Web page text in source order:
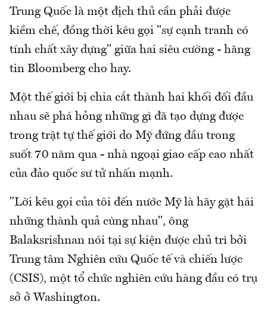
Trung Quốc là một địch thủ cần phải được
kiềm chế, đồng thời kêu gọi "sự cạnh tranh có
tính chất xây dựng" giữa hai siêu cường - hãng
tin Bloomberg cho hay.
Một thế giới bị chia cắt thành hai khối đối đầu
nhau sẽ phá hỏng những gì đã tạo dựng được
trong trật tự thế giới do Mỹ đứng đầu trong
suốt 70 năm qua - nhà ngoại giao cấp cao nhất
của đảo quốc sư tử nhấn mạnh.
"Lời kêu gọi của tôi đến nước Mỹ là hãy gặt hái
những thành quả cùng nhau", ông
Balaksrishnan nói tại sự kiện được chủ trì bởi
Trung tâm Nghiên cứu Quốc tế và chiến lược
(CSIS), một tổ chức nghiên cứu hàng đầu có trụ
sở ở Washington.